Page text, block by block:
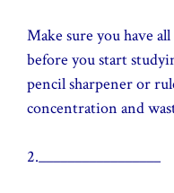
Make sure you have
before you start
pencil sharpener or
concentration and
2._________________